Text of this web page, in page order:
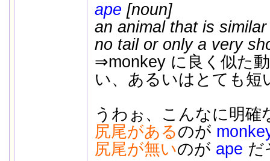
ape [noun]
an animal that is
no tail or only a very
⇒monkey に良く似た
い、あるいはとても短
うわぉ、こんなに明確
尻尾があるのが
尻尾が無いのが ape だ